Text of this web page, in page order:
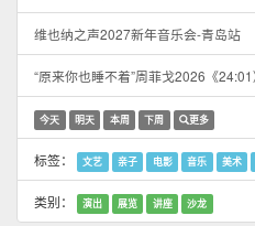
维也纳之声2027新年音乐会-青岛站
“原来你也睡不着”周菲戈2026《
今天 明天 本周 下周 更多
标签： 文艺 亲子 电影 音乐 美术
类别： 演出 展览 讲座 沙龙